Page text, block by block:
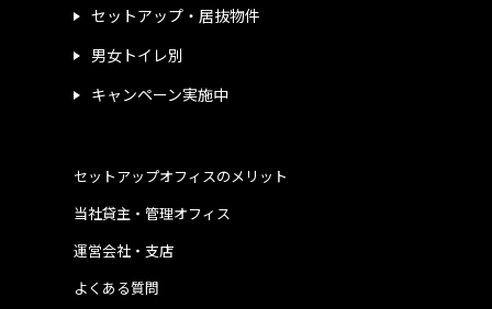
セットアップ・居抜物件
男女トイレ別
キャンペーン実施中
運営会社・支店
よくある質問
当社貸主・管理オフィス
セットアップオフィスのメリット